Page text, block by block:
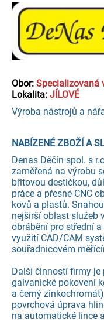
Obor: Specializovaná
Lokalita: JÍLOVÉ
Výroba nástrojů a
NABÍZENÉ ZBOŽÍ A
Denas Děčín spol. s
zaměřená na výrobu
břitovou destičkou,
práce a přesné CNC
kovů a plastů.
nejširší oblast služeb
obrábění pro střední
využití CAD/CAM
souřadnicovém
Další činností firmy je
galvanické pokovení
a černý
povrchová úprava
na automatické lince